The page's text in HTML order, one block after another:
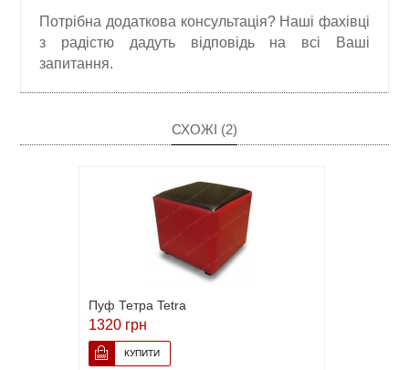
Потрібна додаткова консультація? Наші фахівці
з радістю дадуть відповідь на всі Ваші
запитання.
СХОЖІ (2)
Пуф Тетра Tetra
1320 грн